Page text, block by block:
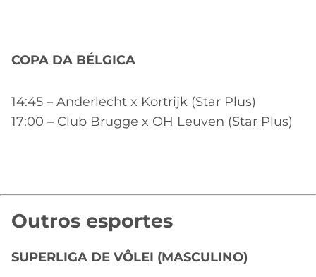
COPA DA BÉLGICA
14:45 – Anderlecht x Kortrijk (Star Plus)
17:00 – Club Brugge x OH Leuven (Star Plus)
Outros esportes
SUPERLIGA DE VÔLEI (MASCULINO)